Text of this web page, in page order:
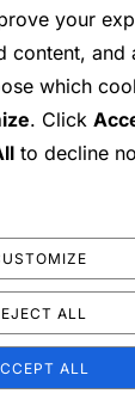
War Ragnarok
© 2026
by
your
content, and
which
. Click
to decline
ALL
ALL